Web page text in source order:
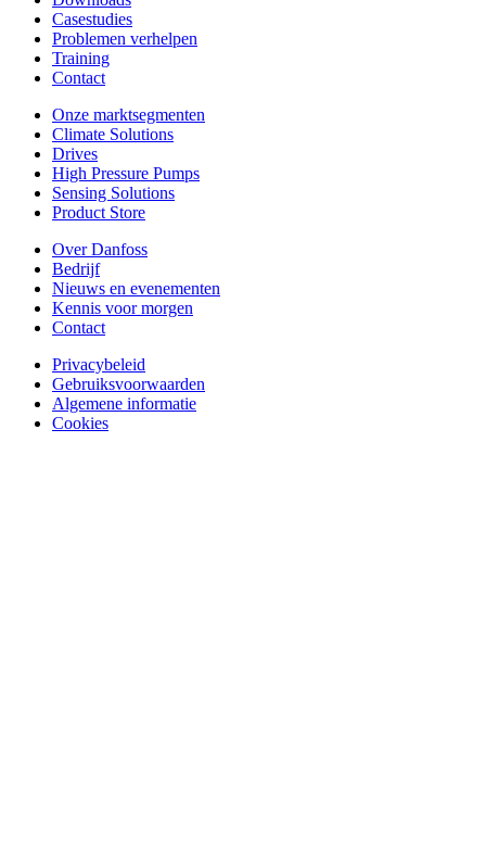
Casestudies
Problemen verhelpen
Training
Contact
Onze marktsegmenten
Climate Solutions
Drives
High Pressure Pumps
Sensing Solutions
Product Store
Over Danfoss
Bedrijf
Nieuws en evenementen
Kennis voor morgen
Contact
Privacybeleid
Gebruiksvoorwaarden
Algemene informatie
Cookies